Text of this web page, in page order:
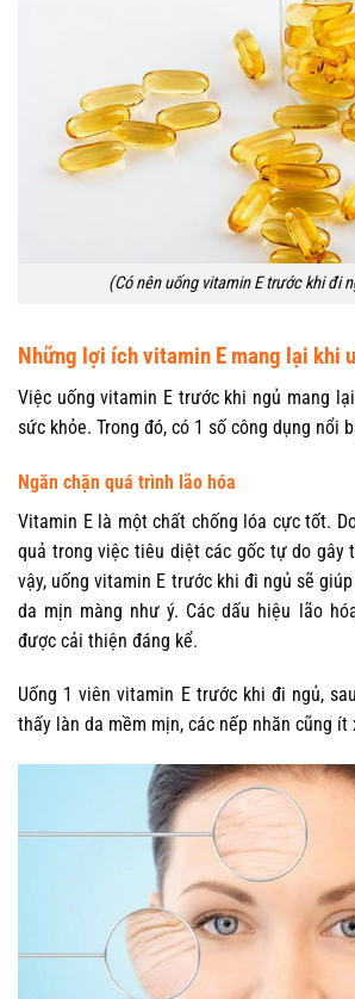
(Có nên uống vitamin E trước khi đi
Những lợi ích vitamin E mang lại khi
Việc uống vitamin E trước khi ngủ mang
sức khỏe. Trong đó, có 1 số công dụng nổi
Ngăn chặn quá trình lão hóa
Vitamin E là một chất chống lóa cực tốt.
quả trong việc tiêu diệt các gốc tự do gây
vậy, uống vitamin E trước khi đi ngủ sẽ
da mịn màng như ý. Các dấu hiệu lão
được cải thiện đáng kể.
Uống 1 viên vitamin E trước khi đi ngủ,
thấy làn da mềm mịn, các nếp nhăn cũng ít